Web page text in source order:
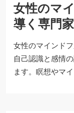
女性のマ
導く専門
女性のマインド
自己認識と感情
ます。瞑想やマ